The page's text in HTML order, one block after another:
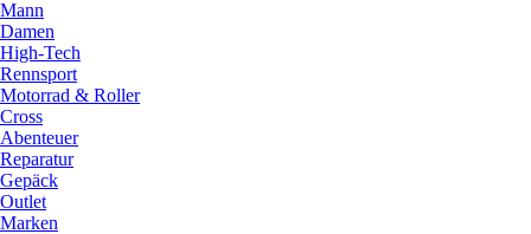
Mann
Damen
High-Tech
Rennsport
Motorrad & Roller
Cross
Abenteuer
Reparatur
Gepäck
Outlet
Marken